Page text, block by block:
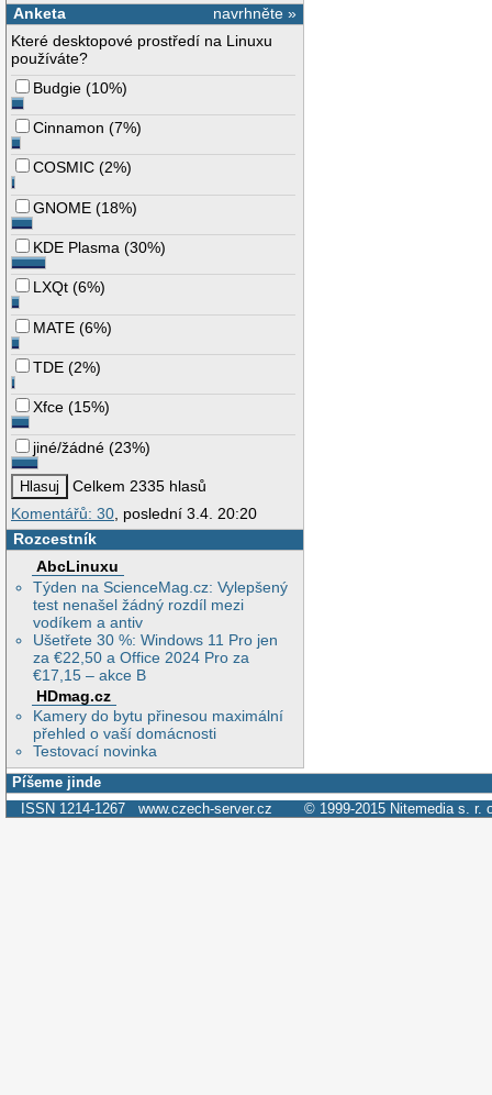
navrhněte »
Anketa
Které desktopové prostředí na Linuxu
používáte?
Budgie (10%)
Cinnamon (7%)
COSMIC (2%)
GNOME (18%)
KDE Plasma (30%)
LXQt (6%)
MATE (6%)
TDE (2%)
Xfce (15%)
jiné/žádné (23%)
Celkem 2335 hlasů
Komentářů: 30, poslední 3.4. 20:20
Rozcestník
AbcLinuxu
Týden na ScienceMag.cz: Vylepšený
test nenašel žádný rozdíl mezi
vodíkem a antiv
Ušetřete 30 %: Windows 11 Pro jen
za €22,50 a Office 2024 Pro za
€17,15 – akce B
HDmag.cz
Kamery do bytu přinesou maximální
přehled o vaší domácnosti
Testovací novinka
Píšeme jinde
ISSN 1214-1267 www.czech-server.cz © 1999-2015 Nitemedia s. r.